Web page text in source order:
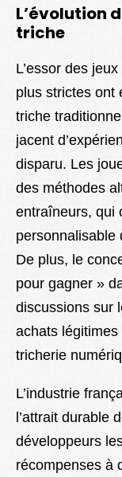
L’évolution
triche
L’essor des
plus strictes ont
triche
jacent
disparu. Les
des méthodes
entraîneurs, qui
personnalisable
De plus, le
pour gagner »
discussions sur
achats
tricherie
L’industrie
l’attrait durable
développeurs
récompenses à